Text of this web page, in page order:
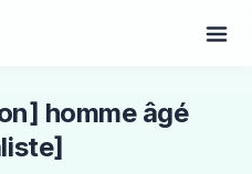
homme âgé